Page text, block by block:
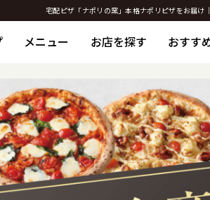
宅配ピザ「ナポリの窯」本格ナポリピザをお届け
メニュー お店を探す おすす